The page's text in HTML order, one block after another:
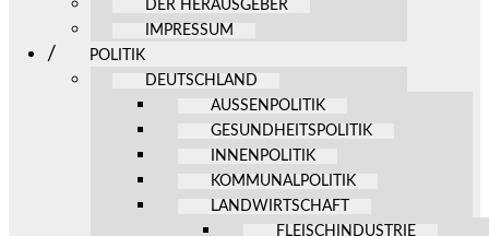
DER HERAUSGEBER
IMPRESSUM
POLITIK
DEUTSCHLAND
AUSSENPOLITIK
GESUNDHEITSPOLITIK
INNENPOLITIK
KOMMUNALPOLITIK
LANDWIRTSCHAFT
FLEISCHINDUSTRIE